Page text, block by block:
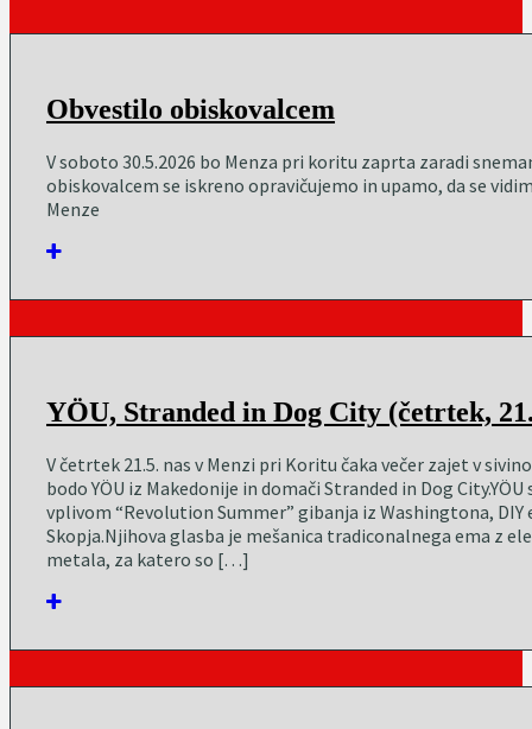
Obvestilo obiskovalcem
V soboto 30.5.2026 bo Menza pri koritu zaprta zaradi
obiskovalcem se iskreno opravičujemo in upamo, da se
Menze
YÖU, Stranded in Dog City (četrtek,
V četrtek 21.5. nas v Menzi pri Koritu čaka večer zajet v
bodo YÖU iz Makedonije in domači Stranded in Dog
vplivom “Revolution Summer” gibanja iz Washingtona, DIY
Skopja.Njihova glasba je mešanica tradiconalnega ema z
metala, za katero so […]